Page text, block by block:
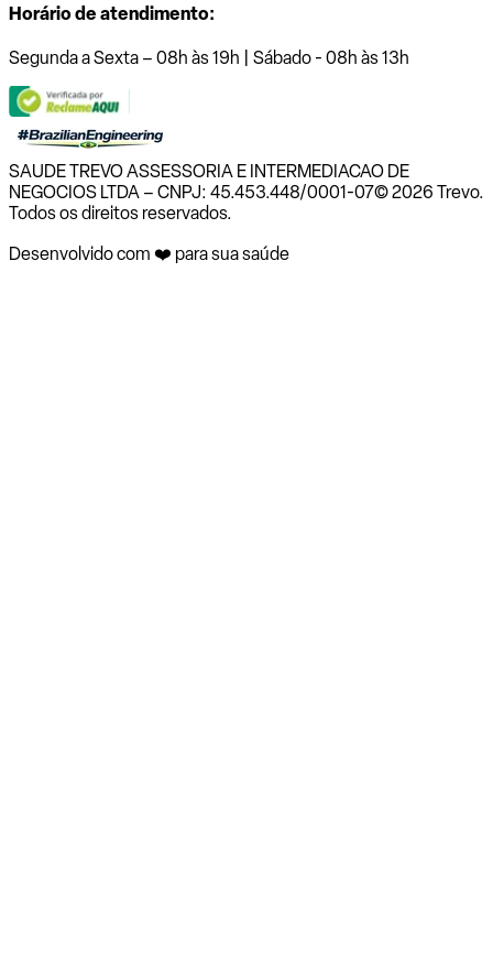
Horário de atendimento:
Segunda a Sexta – 08h às 19h | Sábado - 08h às 13h
SAUDE TREVO ASSESSORIA E INTERMEDIACAO DE
NEGOCIOS LTDA – CNPJ: 45.453.448/0001-07© 2026 Trevo.
Todos os direitos reservados.
Desenvolvido com ❤️ para sua saúde